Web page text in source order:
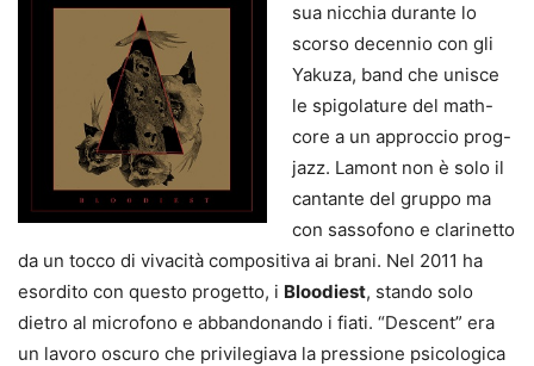
sua nicchia durante lo
scorso decennio con gli
Yakuza, band che unisce
le spigolature del math-
core a un approccio prog-
jazz. Lamont non è solo il
cantante del gruppo ma
con sassofono e clarinetto
da un tocco di vivacità compositiva ai brani. Nel 2011 ha
esordito con questo progetto, i Bloodiest, stando solo
dietro al microfono e abbandonando i fiati. “Descent” era
un lavoro oscuro che privilegiava la pressione psicologica